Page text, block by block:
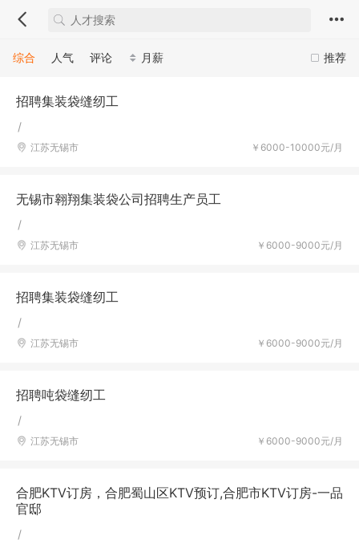
推荐
综合 人气 评论 月薪
招聘集装袋缝纫工
/
￥6000-10000元/月
江苏无锡市
无锡市翱翔集装袋公司招聘生产员工
/
￥6000-9000元/月
江苏无锡市
招聘集装袋缝纫工
/
￥6000-9000元/月
江苏无锡市
招聘吨袋缝纫工
/
￥6000-9000元/月
江苏无锡市
合肥KTV订房，合肥蜀山区KTV预订,合肥市KTV订房-一品
官邸
/